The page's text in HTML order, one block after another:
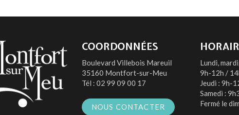
COORDONNÉES
Boulevard Villebois Mareuil
35160 Montfort-sur-Meu
Tél : 02 99 09 00 17
NOUS CONTACTER
Lundi,
9h-12h /
Jeudi : 9h-
Samedi :
Fermé le